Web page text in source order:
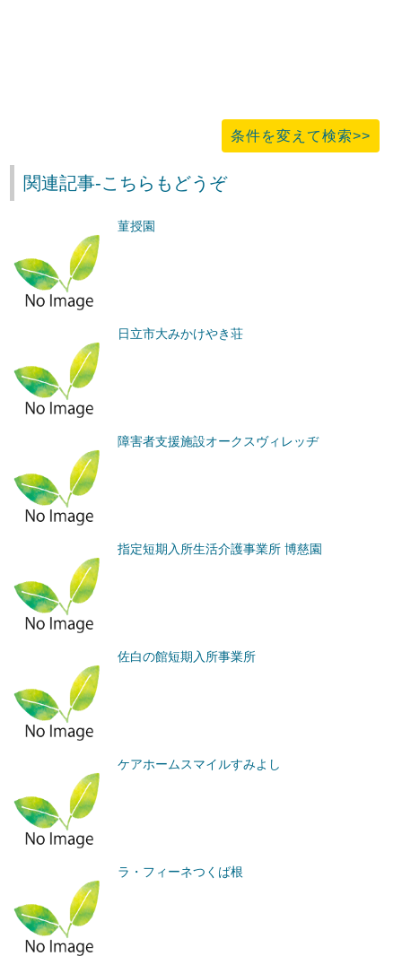
条件を変えて検索>>
関連記事-こちらもどうぞ
菫授園
日立市大みかけやき荘
障害者支援施設オークスヴィレッヂ
指定短期入所生活介護事業所 博慈園
佐白の館短期入所事業所
ケアホームスマイルすみよし
ラ・フィーネつくば根